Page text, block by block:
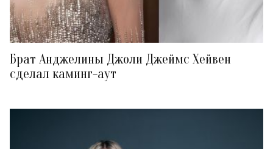
Брат Анджелины Джоли Джеймс Хейвен
сделал каминг-аут